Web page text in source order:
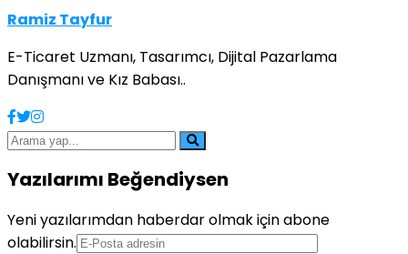
Ramiz Tayfur
E-Ticaret Uzmanı, Tasarımcı, Dijital Pazarlama
Danışmanı ve Kız Babası..
Yazılarımı Beğendiysen
Yeni yazılarımdan haberdar olmak için abone
olabilirsin.